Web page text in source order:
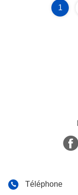
1
Téléphone